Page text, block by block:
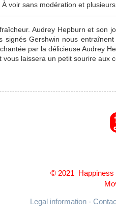
voir sans modération et
Audrey Hepburn et son
signés Gershwin nous
par la délicieuse Audrey
laissera un petit sourire
© 2021 Happiness
Legal information -